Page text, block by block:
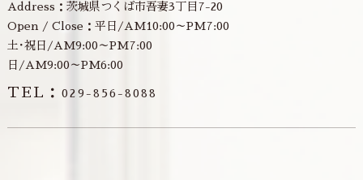
Address：茨城県つくば市吾妻3丁目7-20
Open / Close：平日/AM10:00～PM7:00
土･祝日/AM9:00～PM7:00
日/AM9:00～PM6:00
TEL：029-856-8088